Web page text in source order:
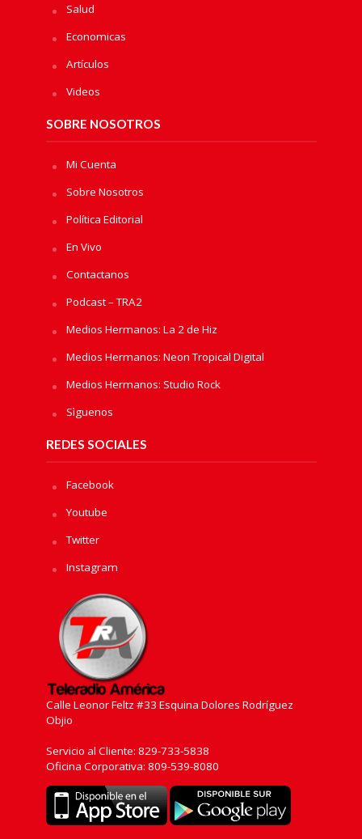
Salud
Economicas
Artículos
Videos
SOBRE NOSOTROS
Mi Cuenta
Sobre Nosotros
Política Editorial
En Vivo
Contactanos
Podcast – TRA2
Medios Hermanos: La 2 de Hiz
Medios Hermanos: Neon Tropical Digital
Medios Hermanos: Studio Rock
Sìguenos
REDES SOCIALES
Facebook
Youtube
Twitter
Instagram
Calle Leonor Feltz #33 Esquina Dolores Rodríguez
Objio
Servicio al Cliente: 829-733-5838
Oficina Corporativa: 809-539-8080